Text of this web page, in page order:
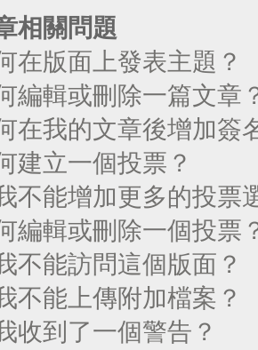
相關問題
在版面上發表主題？
編輯或刪除一篇文章
在我的文章後增加簽
建立一個投票？
不能增加更多的投票
編輯或刪除一個投票
不能訪問這個版面？
不能上傳附加檔案？
收到了一個警告？